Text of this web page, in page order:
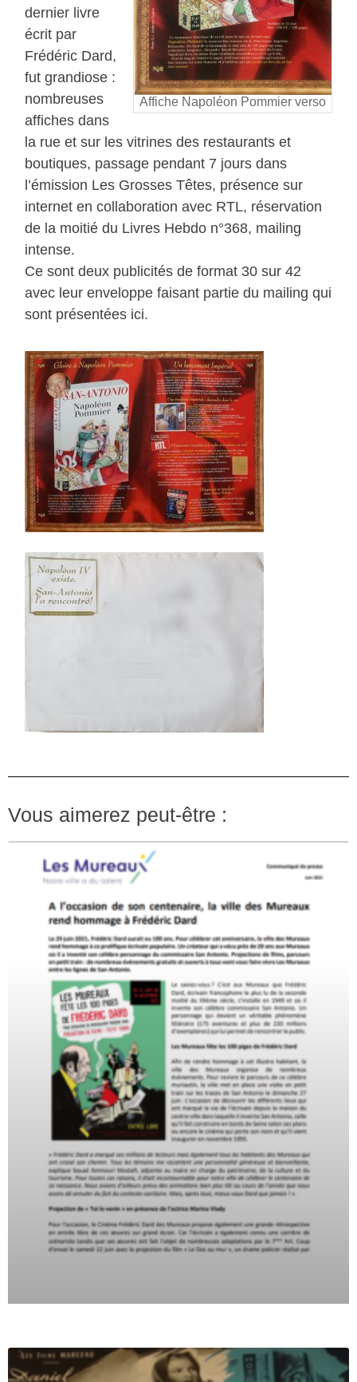
Affiche Napoléon Pommier verso
dernier livre
écrit par
Frédéric Dard,
fut grandiose :
nombreuses
affiches dans
la rue et sur les vitrines des restaurants et
boutiques, passage pendant 7 jours dans
l’émission Les Grosses Têtes, présence sur
internet en collaboration avec RTL, réservation
de la moitié du Livres Hebdo n°368, mailing
intense.
Ce sont deux publicités de format 30 sur 42
avec leur enveloppe faisant partie du mailing qui
sont présentées ici.
Vous aimerez peut-être :